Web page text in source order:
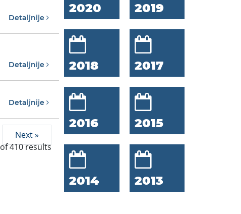
Detaljnije
Detaljnije
Detaljnije
Next »
of410results
2020 2019
2018 2017
2016 2015
2014 2013